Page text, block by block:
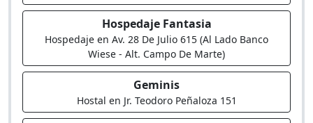
Hospedaje Fantasia
Hospedaje en Av. 28 De Julio 615 (Al Lado Banco
Wiese - Alt. Campo De Marte)
Geminis
Hostal en Jr. Teodoro Peñaloza 151